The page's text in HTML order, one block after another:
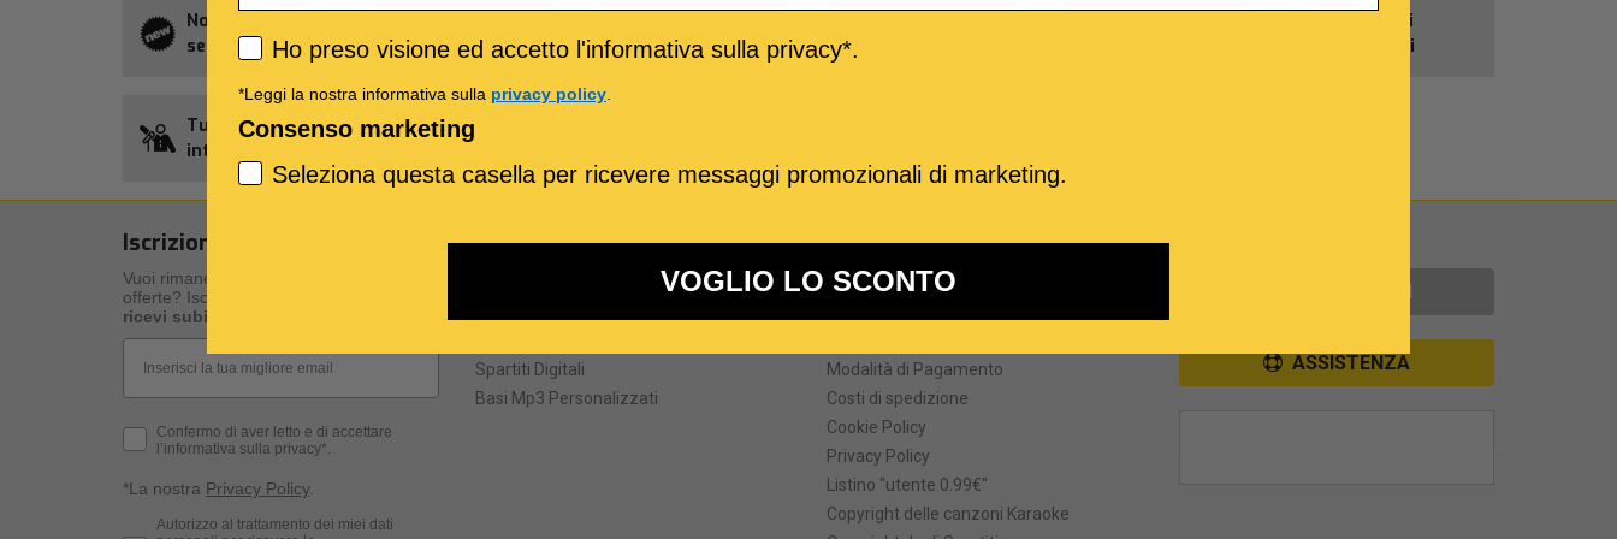
Novità della
settimana
Allsongs
Tutti i
Generi
Tutti gli
interpreti
Credito
Iscrizione alla newsletter
Vuoi rimanere aggiornato su novità ed
offerte? Iscriviti alla nostra newsletter e
ricevi subito un regalo
Privacy Policy
Confermo di aver letto e di accettare
l’informativa sulla privacy*.
*La nostra Privacy Policy.
Consenso Marketing
Autorizzo al trattamento dei miei dati
I nostri prodotti
Spartiti Digitali
Basi Mp3 Personalizzati
Informazioni
Termini e Condizioni
Modalità di Pagamento
Costi di spedizione
Cookie Policy
Privacy Policy
Listino "utente 0.99€"
Copyright delle canzoni Karaoke
INFORMAZIONI
ASSISTENZA
Privacy policy
Ho preso visione ed accetto l'informativa sulla privacy*.
*Leggi la nostra informativa sulla privacy policy
Consenso marketing
Seleziona questa casella per ricevere messaggi promozionali di marketing.
VOGLIO LO SCONTO